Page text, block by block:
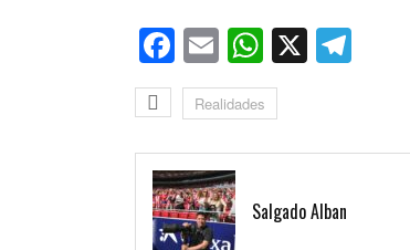
Facebook
EmailWhatsApp
X
Realidades
Salgado Alban